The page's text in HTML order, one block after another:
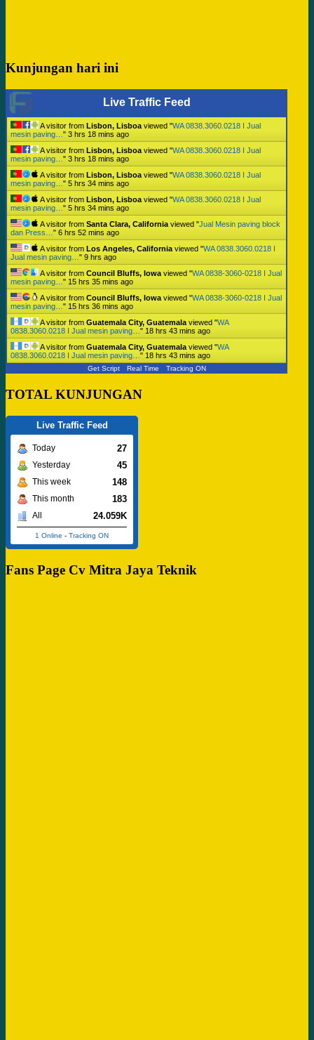
Kunjungan hari ini
Live Traffic Feed
A visitor from Lisbon, Lisboa viewed "WA 0838.3060.0218 I Jual
mesin paving… " 3 hrs 18 mins ago
A visitor from Lisbon, Lisboa viewed "WA 0838.3060.0218 I Jual
mesin paving… " 3 hrs 18 mins ago
A visitor from Lisbon, Lisboa viewed "WA 0838.3060.0218 I Jual
mesin paving… " 5 hrs 34 mins ago
A visitor from Lisbon, Lisboa viewed "WA 0838.3060.0218 I Jual
mesin paving… " 5 hrs 34 mins ago
A visitor from Santa Clara, California viewed "Jual Mesin paving block
dan Press… " 6 hrs 52 mins ago
A visitor from Los Angeles, California viewed "WA 0838.3060.0218 I
Jual mesin paving… " 9 hrs ago
A visitor from Council Bluffs, Iowa viewed "WA 0838-3060-0218 I Jual
mesin paving… " 15 hrs 35 mins ago
A visitor from Council Bluffs, Iowa viewed "WA 0838-3060-0218 I Jual
mesin paving… " 15 hrs 36 mins ago
A visitor from Guatemala City, Guatemala viewed "WA
0838.3060.0218 I Jual mesin paving… " 18 hrs 43 mins ago
A visitor from Guatemala City, Guatemala viewed "WA
0838.3060.0218 I Jual mesin paving… " 18 hrs 43 mins ago
Get Script Real Time Tracking ON
TOTAL KUNJUNGAN
Live Traffic Feed
Today 27
Yesterday 45
This week 148
This month 183
All 24.059K
1 Online - Tracking ON
Fans Page Cv Mitra Jaya Teknik